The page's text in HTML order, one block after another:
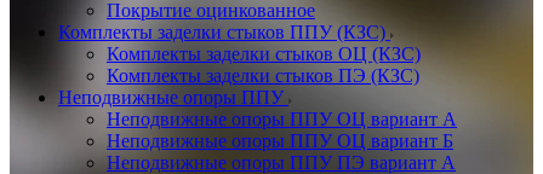
Покрытие оцинкованное
Комплекты заделки стыков ППУ (КЗС)
Комплекты заделки стыков ОЦ (КЗС)
Комплекты заделки стыков ПЭ (КЗС)
Неподвижные опоры ППУ
Неподвижные опоры ППУ ОЦ вариант А
Неподвижные опоры ППУ ОЦ вариант Б
Неподвижные опоры ППУ ПЭ вариант А